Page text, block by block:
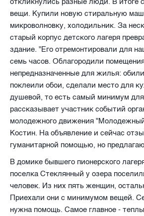
вещи. Купили новую стиральную
микроволновку, холодильник. За
старый корпус детского лагеря
здание. "Его отремонтировали для
семь часов. Облагородили
непредназначенные для жилья:
поклеили обои, сделали место для
душевой, то есть самый минимум
рассказывает участник событий
молодежного движения
Костин. На объявление и сейчас
гуманитарной помощью, но
В домике бывшего пионерского
поселка Стеклянный у озера
человек. Из них пять женщин,
Приехали они с минимумом вещей.
нужна помощь. Самое главное -